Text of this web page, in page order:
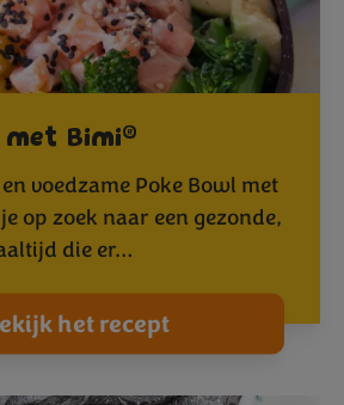
Bimi®
voedzame Poke Bowl met
op zoek naar een gezonde,
die er…
het recept